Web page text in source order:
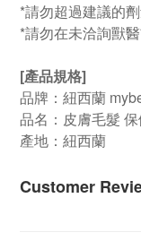
*請勿超過建議的劑
*請勿在未洽詢獸
[產品規格]
品牌：紐西蘭
品名：皮膚毛髮
產地：紐西蘭
Customer